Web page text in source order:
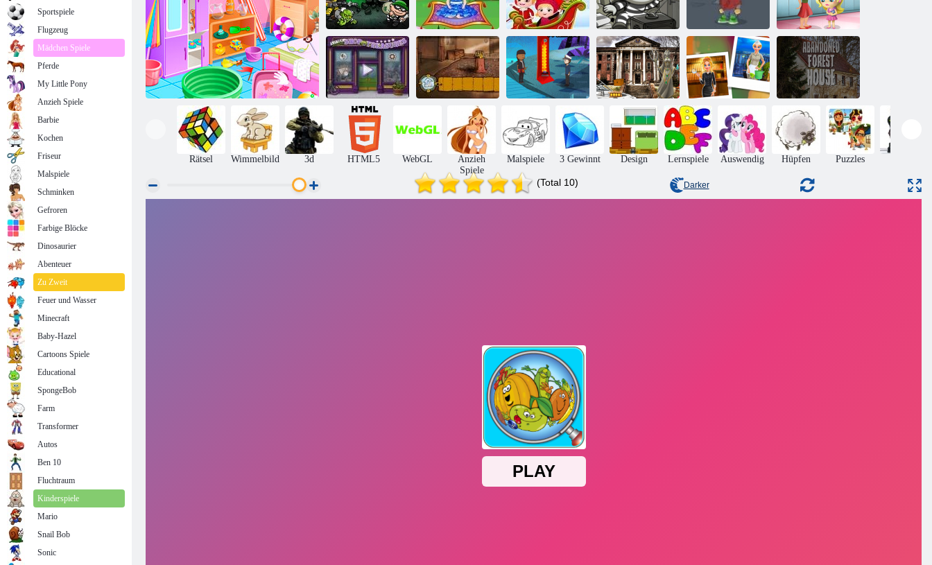
Bob der Räuber
2
Baby-Hazel:
Märchenland
Baby-
Haselnuss -
Weihnachtsüberraschung
Bob der Räuber
H5
Mein
Abenteuerbuch
2
Slacking
Spielschule
Kleiner
Ladengeschäft
Die Geister von
Kelley Familie
Bayou-Insel
Verlassene
Universität
HTML5 Escape
Nina Detektiv
Verlassenes
Waldhaus
Rätsel Wimmelbild 3d HTML5 WebGL
Anzieh
Spiele
Malspiele 3 Gewinnt Design Lernspiele Auswendig Hüpfen Puzzles
(Total 10) Darker
Sportspiele
Flugzeug
Mädchen Spiele
Pferde
My Little Pony
Anzieh Spiele
Barbie
Kochen
Friseur
Malspiele
Schminken
Gefroren
Farbige Blöcke
Dinosaurier
Abenteuer
Zu Zweit
Feuer und Wasser
Minecraft
Baby-Hazel
Cartoons Spiele
Educational
SpongeBob
Farm
Transformer
Autos
Ben 10
Fluchtraum
Kinderspiele
Mario
Snail Bob
Sonic